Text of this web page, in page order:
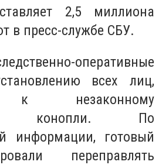
2,5 миллиона
в пресс-службе СБУ.
оперативные
всех лиц,
к незаконному
конопли. По
информации, готовый
переправлять